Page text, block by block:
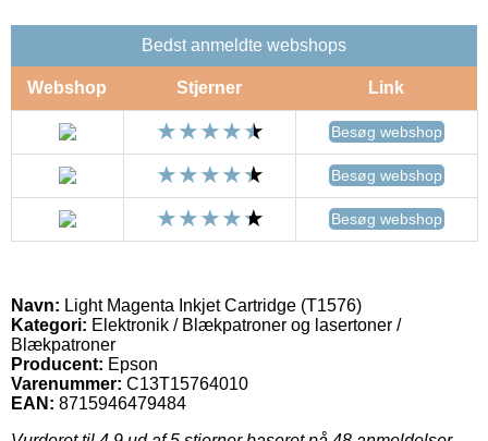
Bedst anmeldte webshops
Webshop Stjerner Link
Besøg webshop
Besøg webshop
Besøg webshop
Navn: Light Magenta Inkjet Cartridge (T1576)
Kategori: Elektronik / Blækpatroner og lasertoner /
Blækpatroner
Producent: Epson
Varenummer: C13T15764010
EAN: 8715946479484